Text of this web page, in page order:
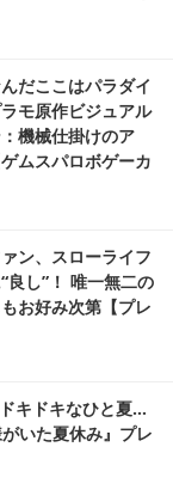
だここはパラダイ
モ原作ビジュアル
機械仕掛けのア
ムスパロボゲーカ
ン、スローライフ
良し”！ 唯一無二の
お好み次第【プレ
キドキなひと夏…
いた夏休み』プレ